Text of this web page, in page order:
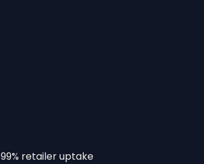
99% retailer uptake